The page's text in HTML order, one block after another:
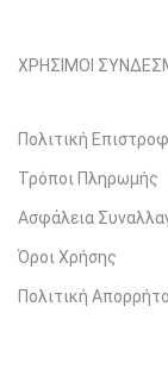
ΧΡΗΣΙΜΟΙ
Πολιτική
Τρόποι Πληρωμής
Ασφάλεια
Όροι Χρήσης
Πολιτική